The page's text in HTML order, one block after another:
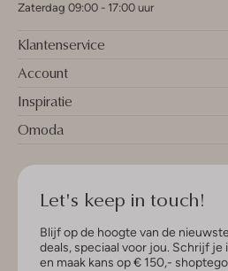
Zaterdag 09:00 - 17:00 uur
Klantenservice
Account
Inspiratie
Omoda
Let's keep in touch!
Blijf op de hoogte van de
deals, speciaal voor jou. Schrijf
en maak kans op € 150,-